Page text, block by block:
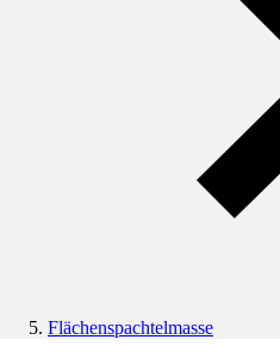
Flächenspachtelmasse